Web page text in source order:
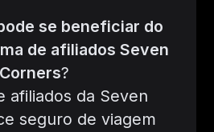
se beneficiar do
de afiliados Seven
Corners?
afiliados da Seven
seguro de viagem